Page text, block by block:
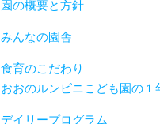
園の概要と方針
みんなの園舎
食育のこだわり
おおのルンビニこども園の１
デイリープログラム